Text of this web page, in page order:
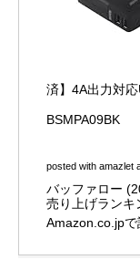
済】4A出力対
BSMPA09BK
posted with amazlet
バッファロー
売り上げランキ
Amazon.co.jpで